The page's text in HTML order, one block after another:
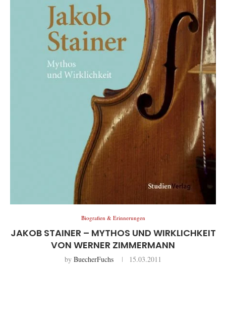
Biografien & Erinnerungen
JAKOB STAINER – MYTHOS UND WIRKLICHKEIT
VON WERNER ZIMMERMANN
by BuecherFuchs 15.03.2011